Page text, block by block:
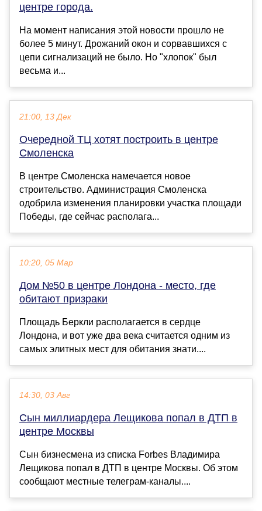
центре города.
На момент написания этой новости прошло не
более 5 минут. Дрожаний окон и сорвавшихся с
цепи сигнализаций не было. Но "хлопок" был
весьма и...
21:00, 13 Дек
Очередной ТЦ хотят построить в центре
Смоленска
В центре Смоленска намечается новое
строительство. Администрация Смоленска
одобрила изменения планировки участка площади
Победы, где сейчас располага...
10:20, 05 Мар
Дом №50 в центре Лондона - место, где
обитают призраки
Площадь Беркли располагается в сердце
Лондона, и вот уже два века считается одним из
самых элитных мест для обитания знати....
14:30, 03 Авг
Сын миллиардера Лещикова попал в ДТП в
центре Москвы
Сын бизнесмена из списка Forbes Владимира
Лещикова попал в ДТП в центре Москвы. Об этом
сообщают местные телеграм-каналы....